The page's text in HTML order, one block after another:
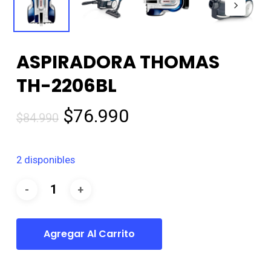
ASPIRADORA THOMAS
TH-2206BL
$84.990 El
original
era:
$84.990.
$76.990El
2 disponibles
Agregar Al Carrito